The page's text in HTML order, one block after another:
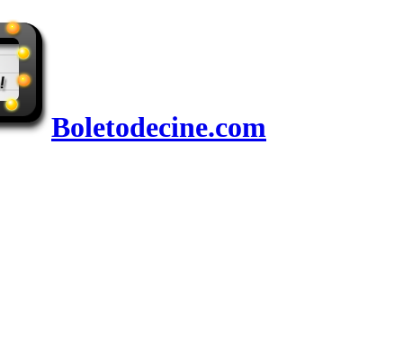
Boletodecine.com